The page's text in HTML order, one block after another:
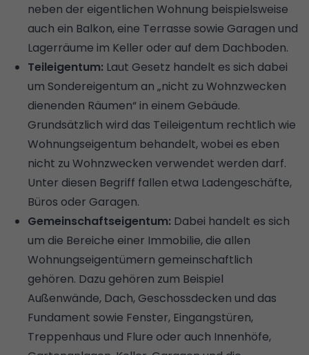
neben der eigentlichen Wohnung beispielsweise
auch ein Balkon, eine Terrasse sowie Garagen und
Lagerräume im Keller oder auf dem Dachboden.
Teileigentum: Laut Gesetz handelt es sich dabei
um Sondereigentum an „nicht zu Wohnzwecken
dienenden Räumen“ in einem Gebäude.
Grundsätzlich wird das Teileigentum rechtlich wie
Wohnungseigentum behandelt, wobei es eben
nicht zu Wohnzwecken verwendet werden darf.
Unter diesen Begriff fallen etwa Ladengeschäfte,
Büros oder Garagen.
Gemeinschaftseigentum: Dabei handelt es sich
um die Bereiche einer Immobilie, die allen
Wohnungseigentümern gemeinschaftlich
gehören. Dazu gehören zum Beispiel
Außenwände, Dach, Geschossdecken und das
Fundament sowie Fenster, Eingangstüren,
Treppenhaus und Flure oder auch Innenhöfe,